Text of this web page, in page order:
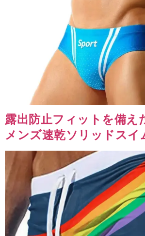
露出防止フィットを備え
メンズ速乾ソリッドスイ